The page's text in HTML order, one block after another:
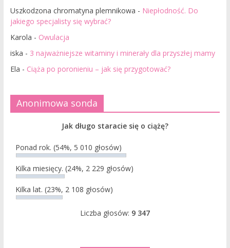
Uszkodzona chromatyna plemnikowa - Niepłodność. Do
jakiego specjalisty się wybrać?
Karola - Owulacja
iska - 3 najważniejsze witaminy i minerały dla przyszłej mamy
Ela - Ciąża po poronieniu – jak się przygotować?
Anonimowa sonda
Jak długo staracie się o ciążę?
Ponad rok. (54%, 5 010 głosów)
Kilka miesięcy. (24%, 2 229 głosów)
Kilka lat. (23%, 2 108 głosów)
Liczba głosów: 9 347